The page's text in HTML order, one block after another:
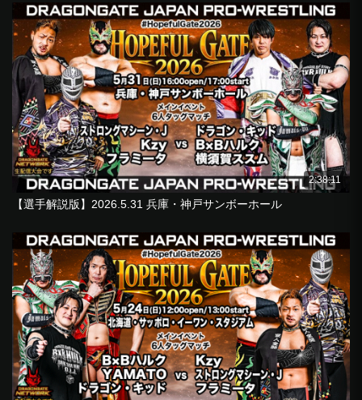
2:38:11
【選手解説版】2026.5.31 兵庫・神戸サンボーホール